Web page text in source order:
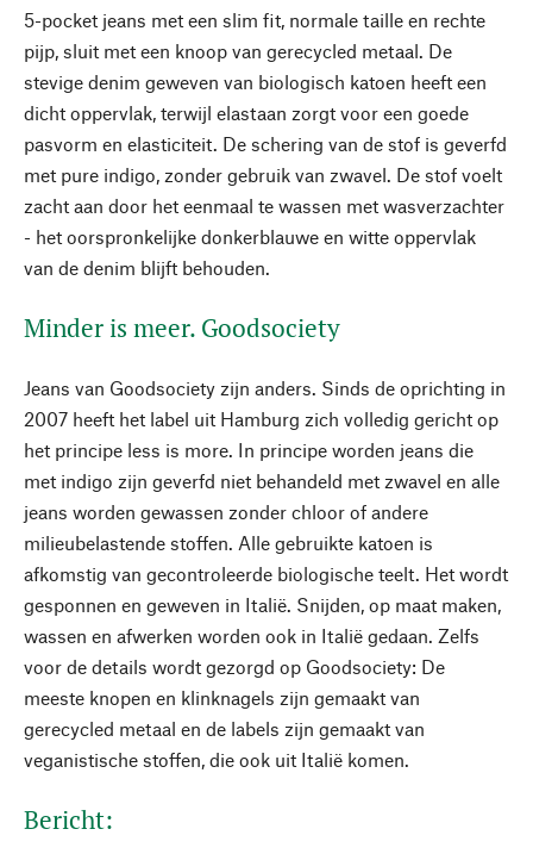
5-pocket jeans met een slim fit, normale taille en rechte
pijp, sluit met een knoop van gerecycled metaal. De
stevige denim geweven van biologisch katoen heeft een
dicht oppervlak, terwijl elastaan zorgt voor een goede
pasvorm en elasticiteit. De schering van de stof is geverfd
met pure indigo, zonder gebruik van zwavel. De stof voelt
zacht aan door het eenmaal te wassen met wasverzachter
- het oorspronkelijke donkerblauwe en witte oppervlak
van de denim blijft behouden.
Minder is meer. Goodsociety
Jeans van Goodsociety zijn anders. Sinds de oprichting in
2007 heeft het label uit Hamburg zich volledig gericht op
het principe less is more. In principe worden jeans die
met indigo zijn geverfd niet behandeld met zwavel en alle
jeans worden gewassen zonder chloor of andere
milieubelastende stoffen. Alle gebruikte katoen is
afkomstig van gecontroleerde biologische teelt. Het wordt
gesponnen en geweven in Italië. Snijden, op maat maken,
wassen en afwerken worden ook in Italië gedaan. Zelfs
voor de details wordt gezorgd op Goodsociety: De
meeste knopen en klinknagels zijn gemaakt van
gerecycled metaal en de labels zijn gemaakt van
veganistische stoffen, die ook uit Italië komen.
Bericht: